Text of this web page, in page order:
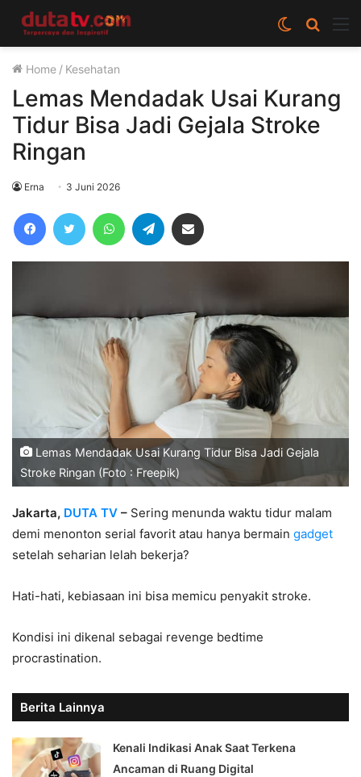
Cari
berita
Switch
skin
Home / Kesehatan
Lemas Mendadak Usai Kurang
Tidur Bisa Jadi Gejala Stroke
Ringan
Erna 3 Juni 2026
FacebookTwitter WhatsAppTelegram
Lemas Mendadak Usai Kurang Tidur Bisa Jadi Gejala
Stroke Ringan (Foto : Freepik)
Jakarta, DUTA TV – Sering menunda waktu tidur malam
demi menonton serial favorit atau hanya bermain gadget
setelah seharian lelah bekerja?
Hati-hati, kebiasaan ini bisa memicu penyakit stroke.
Kondisi ini dikenal sebagai revenge bedtime
procrastination.
Berita Lainnya
Kenali Indikasi Anak Saat Terkena
Ancaman di Ruang Digital